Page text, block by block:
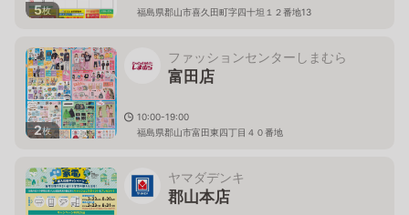
5枚 福島県郡山市喜久田町字四十坦１２番地13
2枚
ファッションセンターしまむら
富田店
10:00-19:00
福島県郡山市富田東四丁目４０番地
ヤマダデンキ
郡山本店